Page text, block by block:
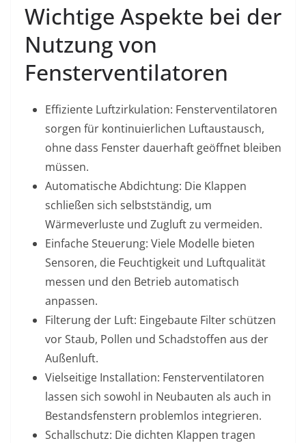
Wichtige Aspekte bei der
Nutzung von
Fensterventilatoren
Effiziente Luftzirkulation: Fensterventilatoren
sorgen für kontinuierlichen Luftaustausch,
ohne dass Fenster dauerhaft geöffnet bleiben
müssen.
Automatische Abdichtung: Die Klappen
schließen sich selbstständig, um
Wärmeverluste und Zugluft zu vermeiden.
Einfache Steuerung: Viele Modelle bieten
Sensoren, die Feuchtigkeit und Luftqualität
messen und den Betrieb automatisch
anpassen.
Filterung der Luft: Eingebaute Filter schützen
vor Staub, Pollen und Schadstoffen aus der
Außenluft.
Vielseitige Installation: Fensterventilatoren
lassen sich sowohl in Neubauten als auch in
Bestandsfenstern problemlos integrieren.
Schallschutz: Die dichten Klappen tragen